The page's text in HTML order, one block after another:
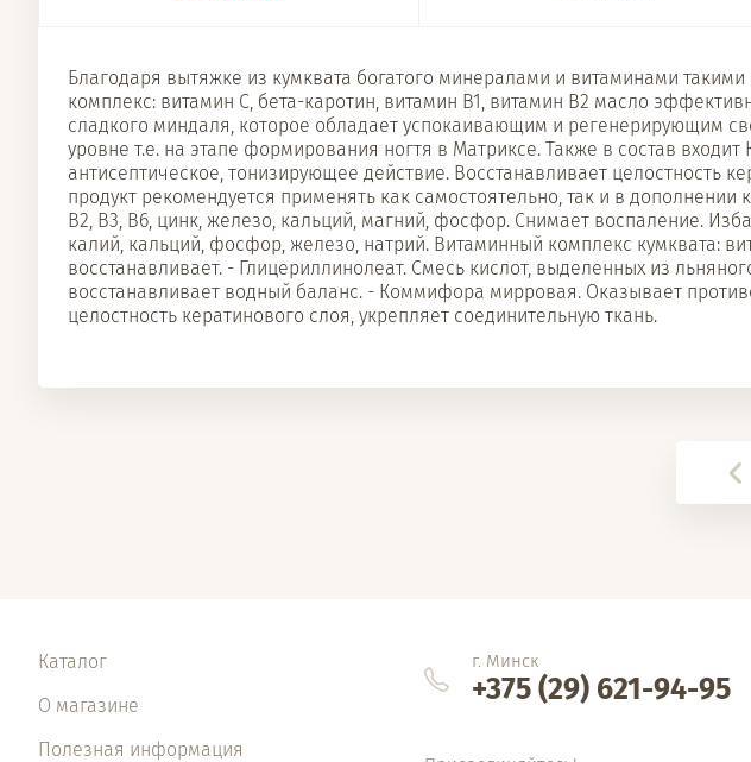
Благодаря вытяжке из кумквата богатого минералами и витаминами
комплекс: витамин С, бета-каротин, витамин В1, витамин В2 масло
сладкого миндаля, которое обладает успокаивающим и регенерирующим
уровне т.е. на этапе формирования ногтя в Матриксе. Также в состав
антисептическое, тонизирующее действие. Восстанавливает целостность
продукт рекомендуется применять как самостоятельно, так и в
В2, В3, В6, цинк, железо, кальций, магний, фосфор. Снимает воспаление.
калий, кальций, фосфор, железо, натрий. Витаминный комплекс кумквата:
восстанавливает. - Глицериллинолеат. Смесь кислот, выделенных из
восстанавливает водный баланс. - Коммифора мирровая. Оказывает
целостность кератинового слоя, укрепляет соединительную ткань.
Каталог
О магазине
Полезная информация
г. Минск
+375 (29) 621-94-95